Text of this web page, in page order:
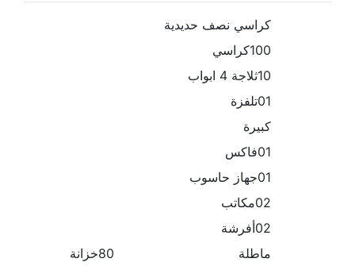
كراسي نصف حديدية
100كراسي
10ثلاجة 4 ابواب
01تلفزة
كبيرة
01فاكس
01جهاز حاسوب
02مكاتب
02أفرشة
ماطلة 80خزانة